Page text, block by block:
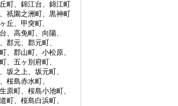
町、錦江台、錦江町
祇園之洲町、黒神町
丘、甲突町、
、高免町、向陽、
郡元、郡元町、
、郡山町、小松原、
、五ヶ別府町、
坂之上、坂元町、
桜島赤水町、
原町、桜島小池町、
町、桜島白浜町、